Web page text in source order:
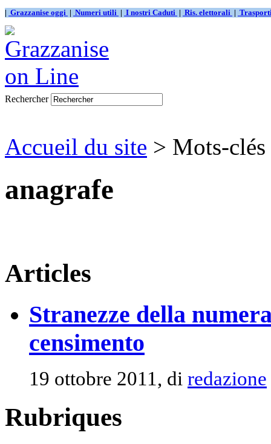
| Grazzanise oggi | Numeri utili | I nostri Caduti | Ris. elettorali |
Rechercher
Accueil du site > Mots-
anagrafe
Articles
Stranezze della
censimento
19 ottobre 2011, di redazione
Rubriques